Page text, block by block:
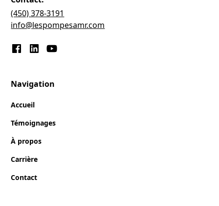
(450) 378-3191
info@lespompesamr.com
Navigation
Accueil
Témoignages
À propos
Carrière
Contact